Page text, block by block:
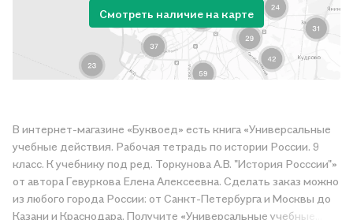
Смотреть наличие на карте
В интернет-магазине «Буквоед» есть книга «Универсальные
учебные действия. Рабочая тетрадь по истории России. 9
класс. К учебнику под ред. Торкунова А.В. "История Росссии"»
от автора Гевуркова Елена Алексеевна. Сделать заказ можно
из любого города России: от Санкт-Петербурга и Москвы до
Казани и Краснодара. Получите «Универсальные учебные